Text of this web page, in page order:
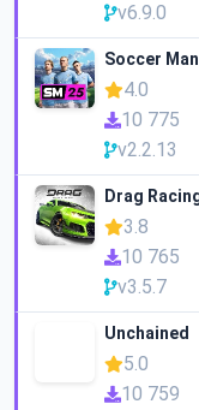
v6.9.0
Soccer
4.0
10 775
v2.2.13
Drag
3.8
10 765
v3.5.7
Unchained
5.0
10 759